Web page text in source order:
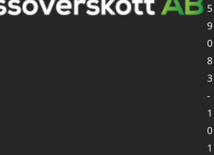
5
9
0
8
3
-
1
0
1